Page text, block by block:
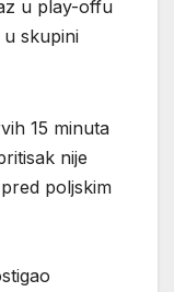
u play-offu
u skupini
15 minuta
nije
poljskim